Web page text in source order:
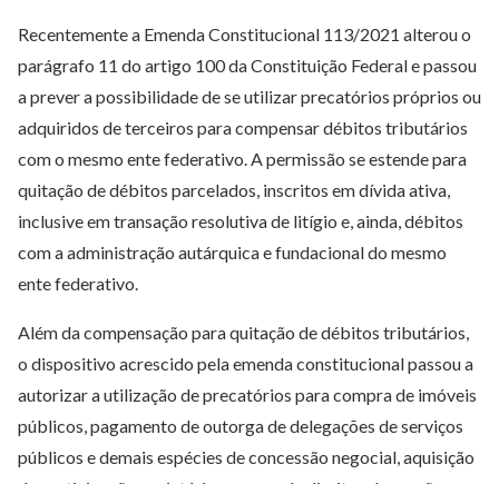
Recentemente a Emenda Constitucional 113/2021 alterou o
parágrafo 11 do artigo 100 da Constituição Federal e passou
a prever a possibilidade de se utilizar precatórios próprios ou
adquiridos de terceiros para compensar débitos tributários
com o mesmo ente federativo. A permissão se estende para
quitação de débitos parcelados, inscritos em dívida ativa,
inclusive em transação resolutiva de litígio e, ainda, débitos
com a administração autárquica e fundacional do mesmo
ente federativo.
Além da compensação para quitação de débitos tributários,
o dispositivo acrescido pela emenda constitucional passou a
autorizar a utilização de precatórios para compra de imóveis
públicos, pagamento de outorga de delegações de serviços
públicos e demais espécies de concessão negocial, aquisição